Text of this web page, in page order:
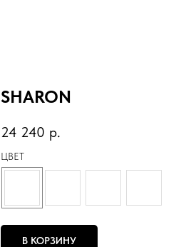
SHARON
24 240 р.
ЦВЕТ
В КОРЗИНУ